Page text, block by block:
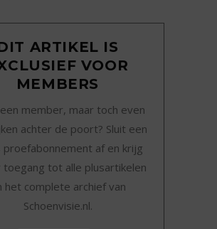
ARTIKEL IS
VOOR
MEMBERS
member, maar toch even
achter de poort? Sluit een
proefabonnement af en krijg
toegang tot alle plusartikelen
het complete archief van
Schoenvisie.nl.